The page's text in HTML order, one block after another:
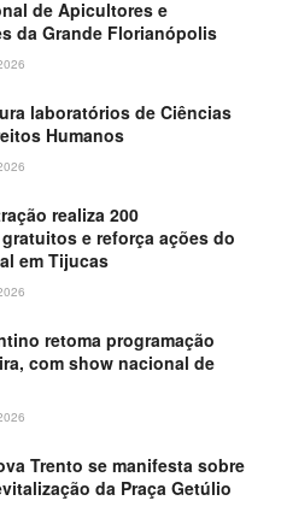
de Apicultores e
da Grande Florianópolis
laboratórios de Ciências
Humanos
realiza 200
e reforça ações do
em Tijucas
retoma programação
com show nacional de
Trento se manifesta sobre
da Praça Getúlio